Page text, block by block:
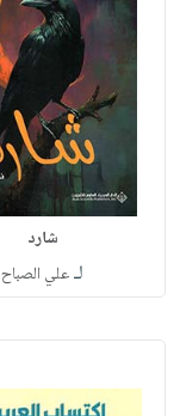
شارد
لـعلي الصباح